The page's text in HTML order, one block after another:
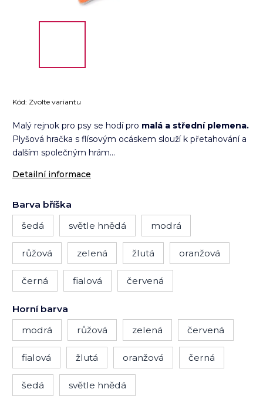
Kód: Zvolte variantu
Malý rejnok pro psy se hodí pro malá a střední plemena.
Plyšová hračka s flísovým ocáskem slouží k přetahování a
dalším společným hrám...
Detailní informace
Barva bříška
šedá
světle hnědá modrá
růžová zelená žlutá oranžová
černá fialová červená
Horní barva
modrá
růžová zelená červená
fialová žlutá oranžová černá
šedá světle hnědá